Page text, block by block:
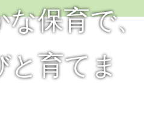
な保育で、
育てま